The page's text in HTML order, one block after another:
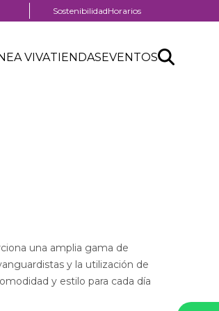
Menú
SostenibilidadHorarios
VIVATIENDASEVENTOSSearch
Buscar
una amplia gama de
y la utilización de
y estilo para cada día